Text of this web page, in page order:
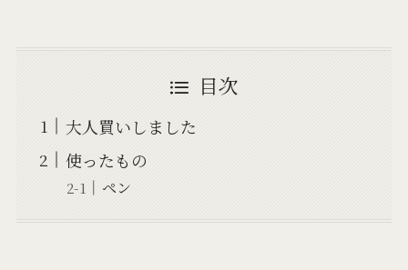
目次
大人買いしました
使ったもの
ペン